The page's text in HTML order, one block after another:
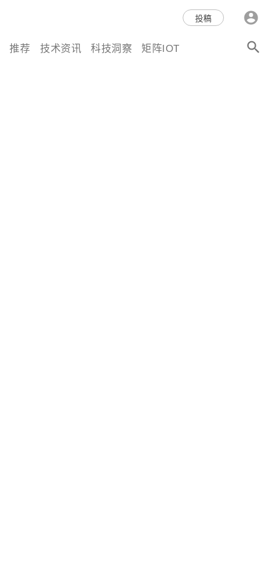
科技互联网,科技,资讯,动态,洞
察,量子,计算,AI,人工智能,机器
投稿
推荐 技术资讯 科技洞察 矩阵IOT